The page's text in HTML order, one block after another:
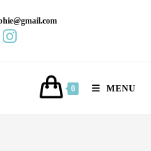
0 MENU